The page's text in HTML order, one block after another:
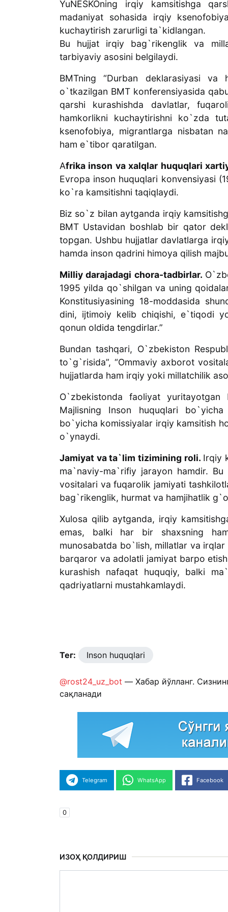
YuNESKOning irqiy kamsitishga
madaniyat sohasida irqiy
kuchaytirish zarurligi ta`kidlangan.
Bu hujjat irqiy bag`rikenglik va
tarbiyaviy asosini belgilaydi.
BMTning “Durban deklarasiyasi
o`tkazilgan BMT konferensiyasida
qarshi kurashishda davlatlar,
hamkorlikni kuchaytirishni ko`zda
ksenofobiya, migrantlarga nisbatan
ham e`tibor qaratilgan.
Afrika inson va xalqlar huquqlari
Evropa inson huquqlari konvensiyasi
ko`ra kamsitishni taqiqlaydi.
Biz so`z bilan aytganda irqiy
BMT Ustavidan boshlab bir qator
topgan. Ushbu hujjatlar davlatlarga
hamda inson qadrini himoya qilish
Milliy darajadagi chora-tadbirlar.
1995 yilda qo`shilgan va uning
Konstitusiyasining 18-moddasida
dini, ijtimoiy kelib chiqishi, e`tiqodi
qonun oldida tengdirlar.”
Bundan tashqari, O`zbekiston
to`g`risida”, “Ommaviy axborot
hujjatlarda ham irqiy yoki millatchilik
O`zbekistonda faoliyat
Majlisning Inson huquqlari
bo`yicha komissiyalar irqiy kamsitish
o`ynaydi.
Jamiyat va ta`lim tizimining roli. Irqiy
ma`naviy-ma`rifiy jarayon hamdir.
vositalari va fuqarolik jamiyati
bag`rikenglik, hurmat va hamjihatlik
Xulosa qilib aytganda, irqiy
emas, balki har bir shaxsning
munosabatda bo`lish, millatlar va
barqaror va adolatli jamiyat barpo
kurashish nafaqat huquqiy, balki
qadriyatlarni mustahkamlaydi.
Тег: Inson huquqlari
@rost24_uz_bot — Хабар йўлланг.
сақланади
Telegram WhatsApp Facebook
0
ИЗОҲ ҚОЛДИРИШ